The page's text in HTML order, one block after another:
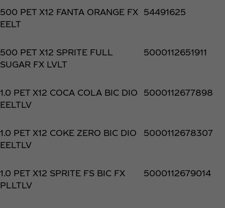
500 PET X12 FANTA ORANGE FX
EELT
54491625
500 PET X12 SPRITE FULL
SUGAR FX LVLT
5000112651911
1.0 PET X12 COCA COLA BIC DIO
EELTLV
5000112677898
1.0 PET X12 COKE ZERO BIC DIO
EELTLV
5000112678307
1.0 PET X12 SPRITE FS BIC FX
PLLTLV
5000112679014